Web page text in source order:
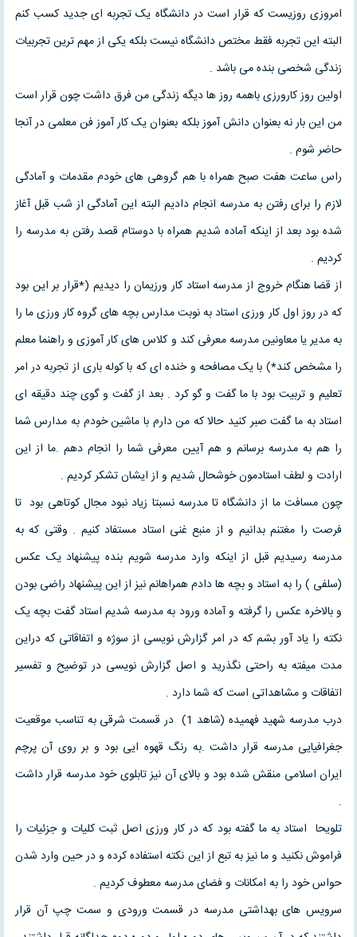
امروزی روزیست که قرار است در دانشگاه یک تجربه ای جدید کسب کنم
البته این تجربه فقط مختص دانشگاه نیست بلکه یکی از مهم ترین تجربیات
زندگی شخصی بنده می باشد .
اولین روز کارورزی باهمه روز ها دیگه زندگی من فرق داشت چون قرار است
من این بار نه بعنوان دانش آموز بلکه بعنوان یک کار آموز فن معلمی در آنجا
حاضر شوم .
راس ساعت هفت صبح همراه با هم گروهی های خودم مقدمات و آمادگی
لازم را برای رفتن به مدرسه انجام دادیم البته این آمادگی از شب قبل آغاز
شده بود بعد از اینکه آماده شدیم همراه با دوستام قصد رفتن به مدرسه را
کردیم .
از قضا هنگام خروج از مدرسه استاد کار ورزیمان را دیدیم (*قرار بر این بود
که در روز اول کار ورزی استاد به نوبت مدارس بچه های گروه کار ورزی ما را
به مدیر یا معاونین مدرسه معرفی کند و کلاس های کار آموزی و راهنما معلم
را مشخص کند*) با یک مصافحه و خنده ای که با کوله باری از تجربه در امر
تعلیم و تربیت بود با ما گفت و گو کرد . بعد از گفت و گوی چند دقیقه ای
استاد به ما گفت صبر کنید حالا که من دارم با ماشین خودم به مدارس شما
را هم به مدرسه برسانم و هم آیین معرفی شما را انجام دهم .ما از این
ارادت و لطف استادمون خوشحال شدیم و از ایشان تشکر کردیم .
چون مسافت ما از دانشگاه تا مدرسه نسبتا زیاد نبود مجال کوتاهی بود تا
فرصت را مغتنم بدانیم و از منبع غنی استاد مستفاد کنیم . وقتی که به
مدرسه رسیدیم قبل از اینکه وارد مدرسه شویم بنده پیشنهاد یک عکس
(سلفی ) را به استاد و بچه ها دادم همراهانم نیز از این پیشنهاد راضی بودن
و بالاخره عکس را گرفته و آماده ورود به مدرسه شدیم استاد گفت بچه یک
نکته را یاد آور بشم که در امر گزارش نویسی از سوژه و اتفاقاتی که دراین
مدت میفته به راحتی نگذرید و اصل گزارش نویسی در توضیح و تفسیر
اتفاقات و مشاهداتی است که شما دارد .
درب مدرسه شهید فهمیده (شاهد 1) در قسمت شرقی به تناسب موقعیت
جغرافیایی مدرسه قرار داشت .به رنگ قهوه ایی بود و بر روی آن پرچم
ایران اسلامی منقش شده بود و بالای آن نیز تابلوی خود مدرسه قرار داشت
.
تلویحا استاد به ما گفته بود که در کار ورزی اصل ثبت کلیات و جزئیات را
فراموش نکنید و ما نیز به تبع از این نکته استفاده کرده و در حین وارد شدن
حواس خود را به امکانات و فضای مدرسه معطوف کردیم .
سرویس های بهداشتی مدرسه در قسمت ورودی و سمت چپ آن قرار